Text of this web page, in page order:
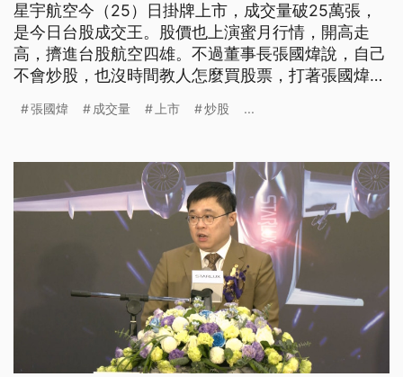
星宇航空今（25）日掛牌上市，成交量破25萬張，
是今日台股成交王。股價也上演蜜月行情，開高走
高，擠進台股航空四雄。不過董事長張國煒說，自己
不會炒股，也沒時間教人怎麼買股票，打著張國煒名
張國煒 成交量 上市 炒股 ...